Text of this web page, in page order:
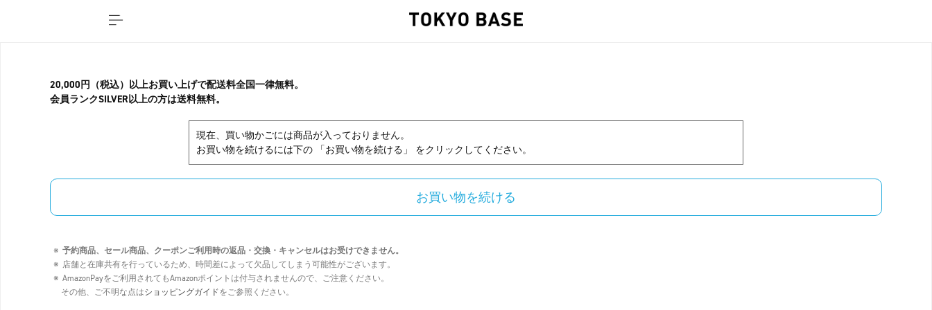
20,000円（税込）以上お買い上げで配送料全国一律無料。
会員ランクSILVER以上の方は送料無料。
現在、買い物かごには商品が入っておりません。
お買い物を続けるには下の 「お買い物を続ける」 をクリックしてください。
予約商品、セール商品、クーポンご利用時の返品・交換・キャンセルはお受けできません。
店舗と在庫共有を行っているため、時間差によって欠品してしまう可能性がございます。
AmazonPayをご利用されてもAmazonポイントは付与されませんので、ご注意ください。
その他、ご不明な点はショッピングガイドをご参照ください。